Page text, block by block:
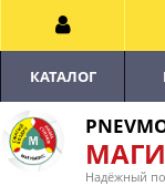
Надёжный
КАТАЛОГ